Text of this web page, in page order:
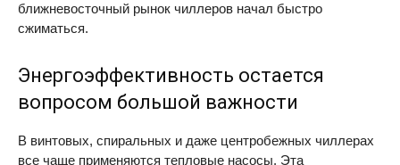
ближневосточный рынок чиллеров начал быстро
сжиматься.
Энергоэффективность остается
вопросом большой важности
В винтовых, спиральных и даже центробежных чиллерах
все чаще применяются тепловые насосы. Эта